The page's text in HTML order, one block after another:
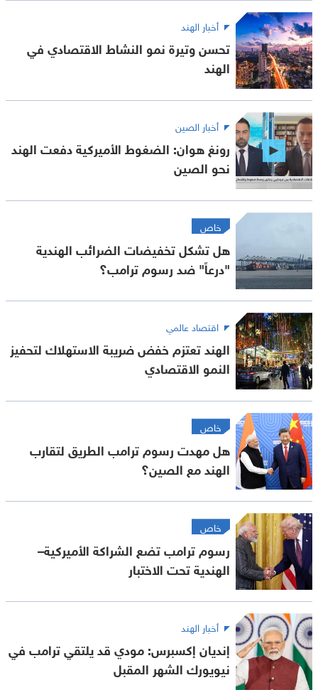
أخبار الهند
تحسن وتيرة نمو النشاط الاقتصادي في
الهند
أخبار الصين
رونغ هوان: الضغوط الأميركية دفعت الهند
نحو الصين
خاص
هل تشكل تخفيضات الضرائب الهندية
"درعاً" ضد رسوم ترامب؟
اقتصاد عالمي
الهند تعتزم خفض ضريبة الاستهلاك لتحفيز
النمو الاقتصادي
خاص
هل مهدت رسوم ترامب الطريق لتقارب
الهند مع الصين؟
خاص
رسوم ترامب تضع الشراكة الأميركية–
الهندية تحت الاختبار
أخبار الهند
إنديان إكسبرس: مودي قد يلتقي ترامب في
نيويورك الشهر المقبل